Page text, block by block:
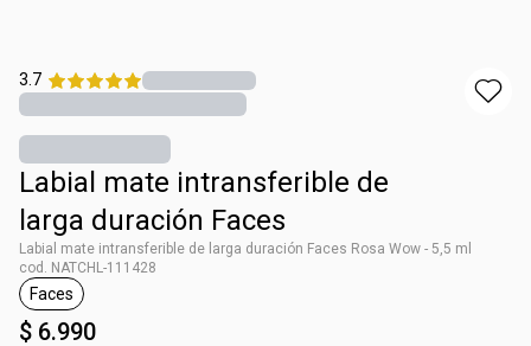
3.7
Labial mate intransferible de
larga duración Faces
Labial mate intransferible de larga duración Faces Rosa Wow - 5,5 ml
cod. NATCHL-111428
general.tag Faces
Faces
$ 6.990